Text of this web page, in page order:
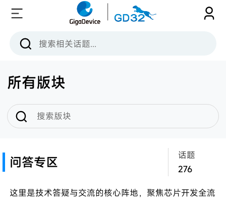
所有版块
问答专区
话题
276
这里是技术答疑与交流的核心阵地，聚焦芯片开发全流